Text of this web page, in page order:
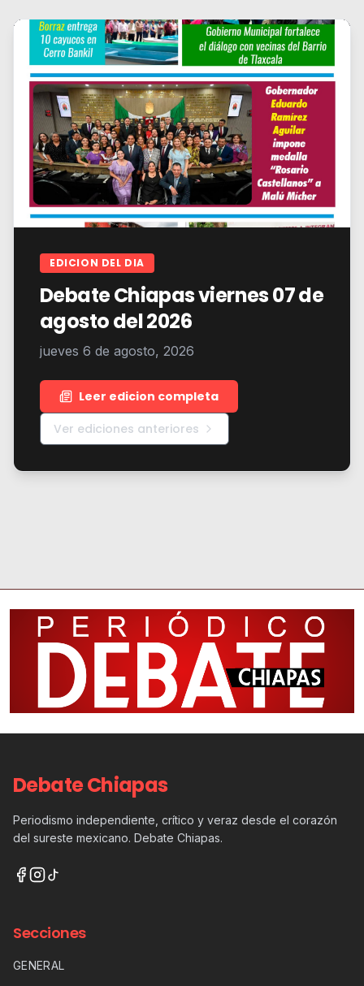
EDICION DEL DIA
Debate Chiapas viernes 07 de
agosto del 2026
jueves 6 de agosto, 2026
Leer edicion completa
Ver ediciones anteriores
Debate Chiapas
Periodismo independiente, crítico y veraz desde el corazón
del sureste mexicano. Debate Chiapas.
Secciones
GENERAL